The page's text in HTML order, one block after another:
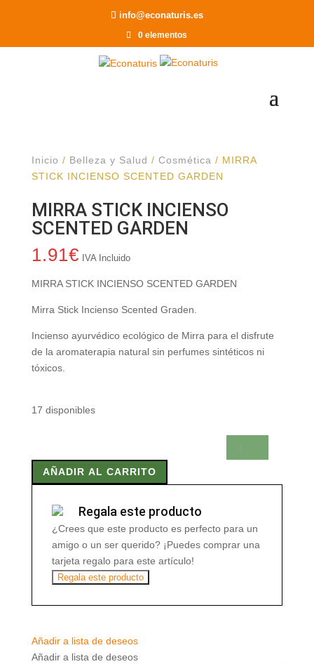
info@econaturis.es
0 elementos
Inicio / Belleza y Salud / Cosmética / MIRRA
STICK INCIENSO SCENTED GARDEN
MIRRA STICK INCIENSO
SCENTED GARDEN
1.91€ IVA Incluido
MIRRA STICK INCIENSO SCENTED GARDEN
Mirra Stick Incienso Scented Graden.
Incienso ayurvédico ecológico de Mirra para el disfrute
de la aromaterapia natural sin perfumes sintéticos ni
tóxicos.
17 disponibles
STICK
INCIENSO
GARDEN
cantidad
AÑADIR AL CARRITO
Regala este producto
¿Crees que este producto es perfecto para un
amigo o un ser querido? ¡Puedes comprar una
tarjeta regalo para este artículo!
Regala este producto
Añadir a lista de deseos
Añadir a lista de deseos